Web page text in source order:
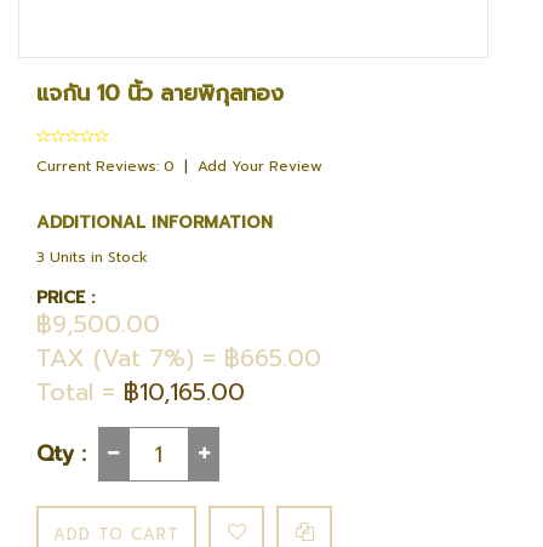
แจกัน 10 นิ้ว ลายพิกุลทอง
Current Reviews: 0 | Add Your Review
ADDITIONAL INFORMATION
3 Units in Stock
PRICE :
฿9,500.00
TAX (Vat 7%) = ฿665.00
Total = ฿10,165.00
Qty :